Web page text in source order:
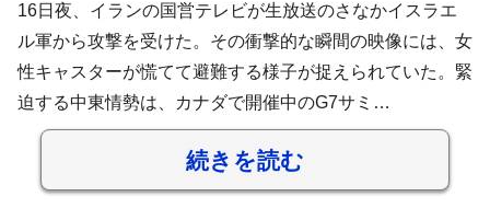
16日夜、イランの国営テレビが生放送のさなかイスラエ
ル軍から攻撃を受けた。その衝撃的な瞬間の映像には、女
性キャスターが慌てて避難する様子が捉えられていた。緊
迫する中東情勢は、カナダで開催中のG7サミ…
続きを読む